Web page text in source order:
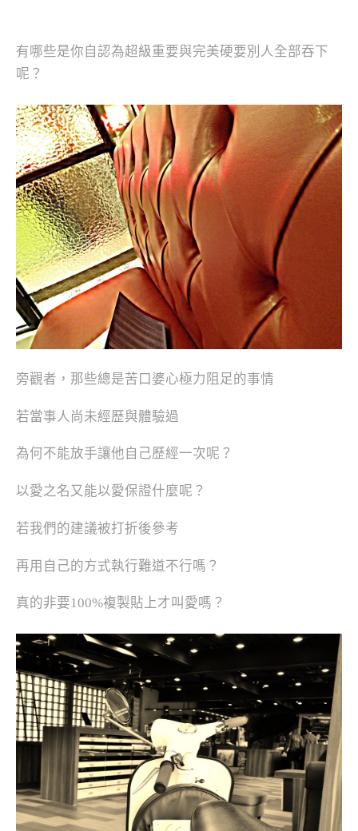
有哪些是你自認為超級重要與完美硬要別人全部吞下
呢？
旁觀者，那些總是苦口婆心極力阻足的事情
若當事人尚未經歷與體驗過
為何不能放手讓他自己歷經一次呢？
以愛之名又能以愛保證什麼呢？
若我們的建議被打折後參考
再用自己的方式執行難道不行嗎？
真的非要100%複製貼上才叫愛嗎？